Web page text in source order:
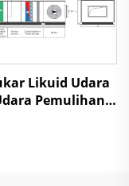
Likuid Udara
Pemulihan